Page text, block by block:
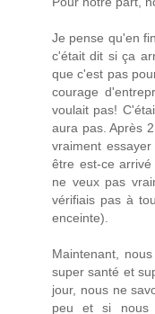
Je pense qu'en
c'était dit si ça
que c'est pas
courage
voulait pas!
aura pas. Après
vraiment
être est-ce
ne veux pas
vérifiais pas à
enceinte).
Maintenant,
super santé et
jour, nous ne
peu et si nous